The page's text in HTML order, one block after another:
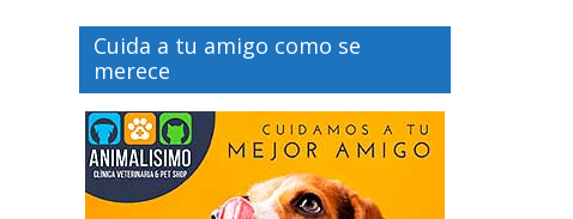
Cuida a tu amigo como se
merece